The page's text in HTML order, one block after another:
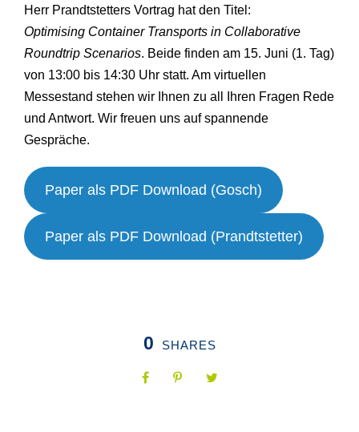
Herr Prandtstetters Vortrag hat den Titel:
Optimising Container Transports in Collaborative
Roundtrip Scenarios. Beide finden am 15. Juni (1. Tag)
von 13:00 bis 14:30 Uhr statt. Am virtuellen
Messestand stehen wir Ihnen zu all Ihren Fragen Rede
und Antwort. Wir freuen uns auf spannende
Gespräche.
Paper als PDF Download (Gosch)
Paper als PDF Download (Prandtstetter)
0 SHARES